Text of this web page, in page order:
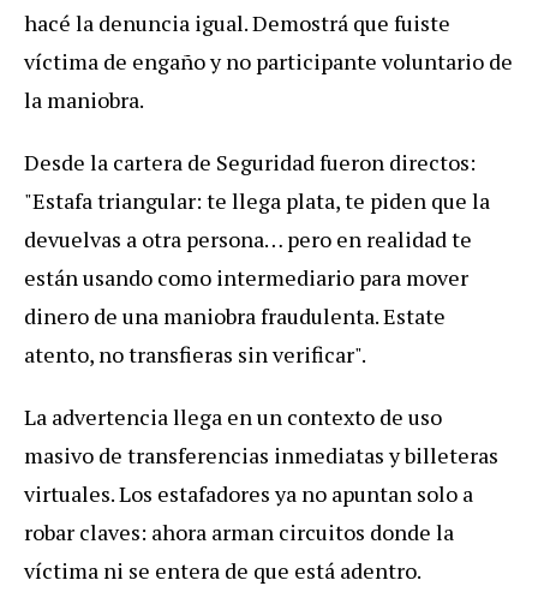
hacé la denuncia igual. Demostrá que fuiste
víctima de engaño y no participante voluntario de
la maniobra.
Desde la cartera de Seguridad fueron directos:
"Estafa triangular: te llega plata, te piden que la
devuelvas a otra persona… pero en realidad te
están usando como intermediario para mover
dinero de una maniobra fraudulenta. Estate
atento, no transfieras sin verificar".
La advertencia llega en un contexto de uso
masivo de transferencias inmediatas y billeteras
virtuales. Los estafadores ya no apuntan solo a
robar claves: ahora arman circuitos donde la
víctima ni se entera de que está adentro.